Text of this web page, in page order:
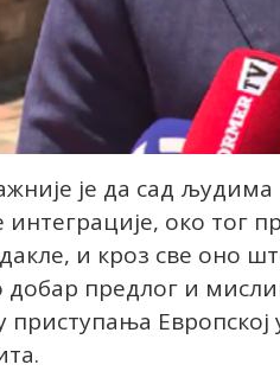
је да сад
интеграције, око тог
и кроз све оно
добар предлог и
приступања